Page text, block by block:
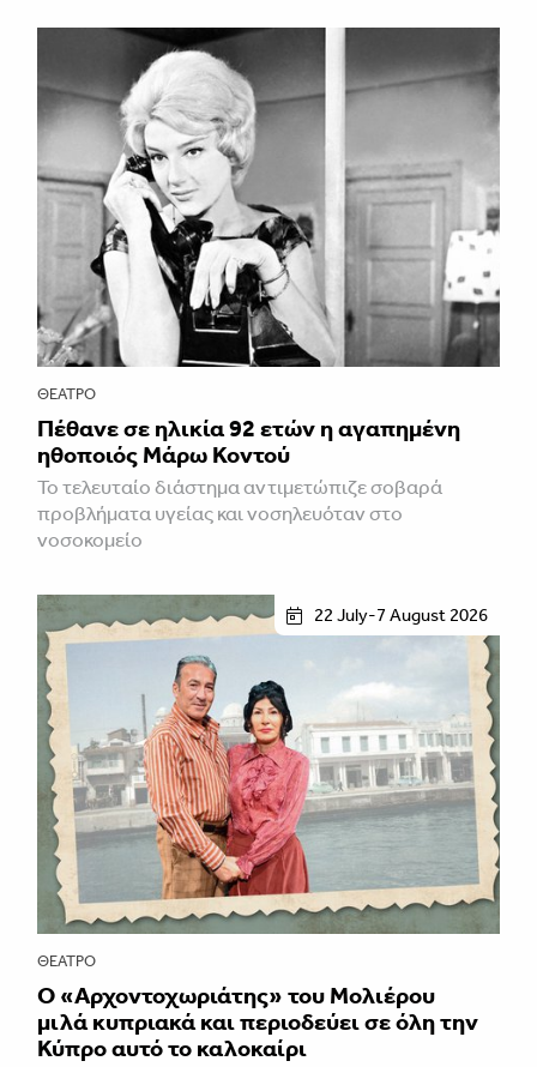
ΘΈΑΤΡΟ
Πέθανε σε ηλικία 92 ετών η αγαπημένη
ηθοποιός Μάρω Κοντού
Το τελευταίο διάστημα αντιμετώπιζε σοβαρά
προβλήματα υγείας και νοσηλευόταν στο
νοσοκομείο
22 July-7 August 2026
ΘΈΑΤΡΟ
Ο «Αρχοντοχωριάτης» του Μολιέρου
μιλά κυπριακά και περιοδεύει σε όλη την
Κύπρο αυτό το καλοκαίρι